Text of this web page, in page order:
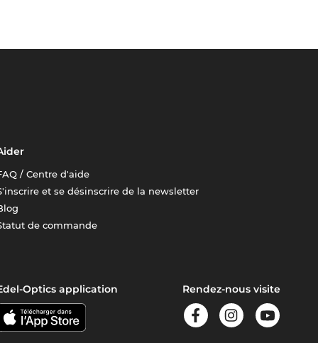
/ Centre d'aide
et se désinscrire de la newsletter
de commande
Optics application Rendez-nous visite